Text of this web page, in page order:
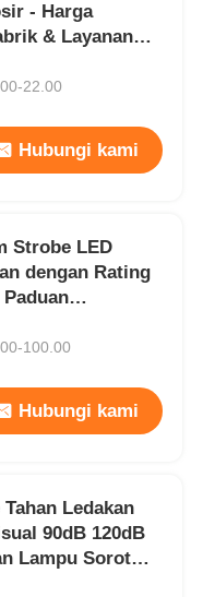
- Harga
& Layanan
22.00
Hubungi kami
Strobe LED
dengan Rating
Paduan
Lampu Sorot
untuk Area
100.00
Hubungi kami
Ledakan
90dB 120dB
Lampu Sorot